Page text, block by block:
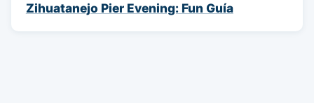
Zihuatanejo Pier Evening: Fun Guía